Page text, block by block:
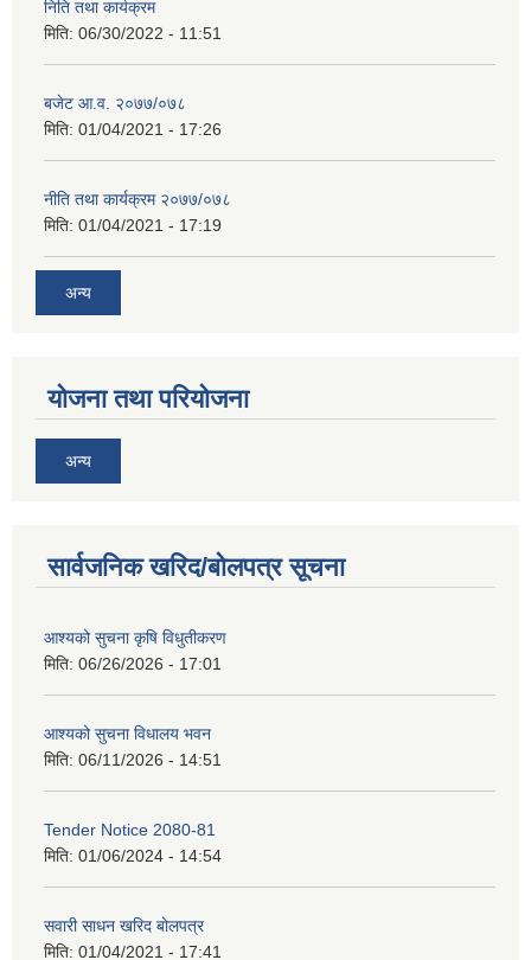
निति तथा कार्यक्रम
मिति: 06/30/2022 - 11:51
बजेट आ.व. २०७७/०७८
मिति: 01/04/2021 - 17:26
नीति तथा कार्यक्रम २०७७/०७८
मिति: 01/04/2021 - 17:19
अन्य
योजना तथा परियोजना
अन्य
सार्वजनिक खरिद/बोलपत्र सूचना
आश्यको सुचना कृषि विधुतीकरण
मिति: 06/26/2026 - 17:01
आश्यको सुचना विधालय भवन
मिति: 06/11/2026 - 14:51
Tender Notice 2080-81
मिति: 01/06/2024 - 14:54
सवारी साधन खरिद बोलपत्र
मिति: 01/04/2021 - 17:41